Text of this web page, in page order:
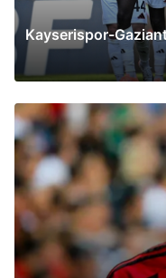
Kayserispor-